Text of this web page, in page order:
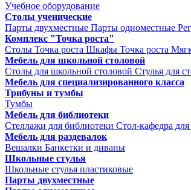
Учебное оборудование
Столы ученические
Парты двухместные Парты одноместные
Комплекс "Точка роста"
Столы Точка роста Шкафы Точка роста
Мебель для школьной столовой
Столы для школьной столовой Стулья для
Мебель для специализированного класса
Трибуны и тумбы
Тумбы
Мебель для библиотеки
Стеллажи для библиотеки Стол-кафедра
Мебель для раздевалок
Вешалки Банкетки и диваны
Школьные стулья
Школьные стулья пластиковые
Парты двухместные